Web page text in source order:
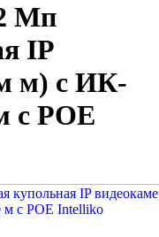
Мп
IP
м) с ИК-
с POE